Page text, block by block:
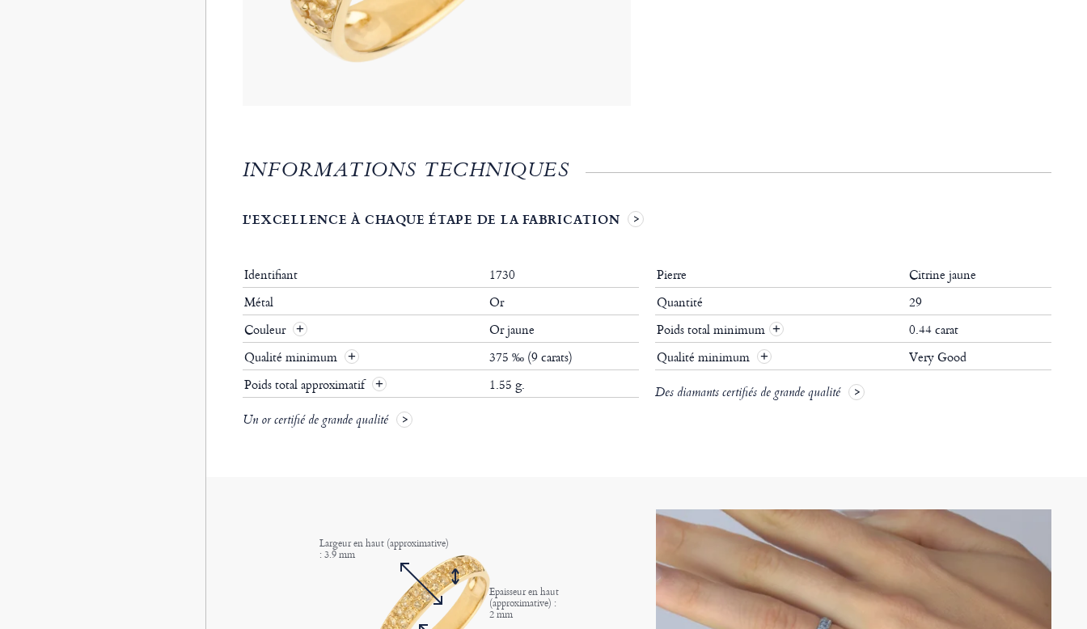
INFORMATIONS TECHNIQUES
L'EXCELLENCE À CHAQUE ÉTAPE DE LA FABRICATION
Identifiant
1730
Métal
Or
Couleur
Or jaune
Qualité minimum
375 ‰ (9 carats)
Poids total approximatif
1.55 g.
Un or certifié de grande qualité
Pierre
Citrine jaune
Quantité
29
Poids total minimum +
0.44 carat
Qualité minimum
+ Very Good
Des diamants certifiés de grande qualité
Largeur en haut (approximative)
: 3.9 mm
Epaisseur en haut
(approximative) :
2 mm